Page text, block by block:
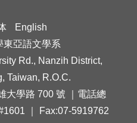
English
東亞語文學系
Rd., Nanzih District,
Taiwan, R.O.C.
大學路 700 號 ｜電話總
｜ Fax:07-5919762